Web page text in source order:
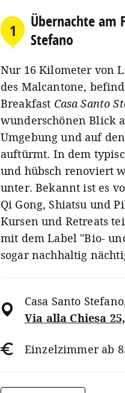
1
Übernachte am
Stefano
Nur 16 Kilometer von
des Malcantone,
Breakfast Casa Santo
wunderschönen Blick
Umgebung und auf
auftürmt. In dem
und hübsch renoviert
unter. Bekannt ist es
Qi Gong, Shiatsu und
Kursen und Retreats
mit dem Label "Bio-
sogar nachhaltig
Casa Santo Stefano
Via alla Chiesa
Einzelzimmer ab